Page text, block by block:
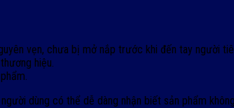
vẹn, chưa bị mở nắp trước khi đến tay người
hiệu.
dùng có thể dễ dàng nhận biết sản phẩm